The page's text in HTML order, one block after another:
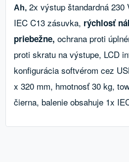
Ah, 2x výstup štandardná 230
IEC C13 zásuvka, rýchlosť
priebežne, ochrana proti
proti skratu na výstupe, LCD
konfigurácia softvérom cez
x 320 mm, hmotnosť 30 kg,
čierna, balenie obsahuje 1x
MARKETINGOVÉ
správania používateľov
stránkami. Umožňujú nám a
zobrazovať cielenú a
Google Ads